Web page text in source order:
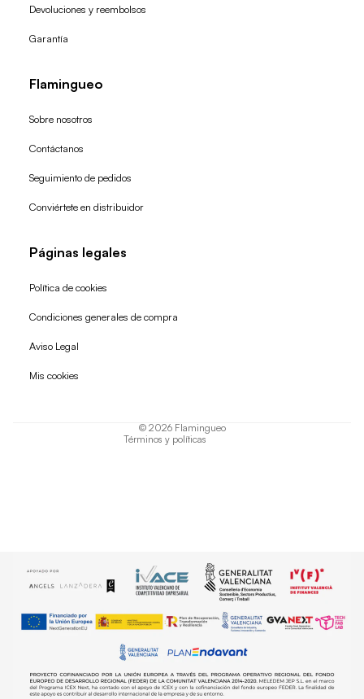
Devoluciones y reembolsos
Garantía
Flamingueo
Sobre nosotros
Contáctanos
Seguimiento de pedidos
Conviértete en distribuidor
Páginas legales
Política de cookies
Condiciones generales de compra
Aviso Legal
Mis cookies
© 2026 Flamingueo
Términos y políticas